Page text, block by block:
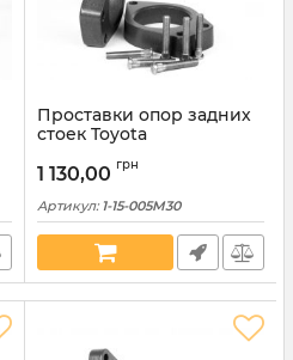
Проставки опор задних
стоек Toyota
005М30)
1 130,00 грн
Артикул: 1-15-005M30